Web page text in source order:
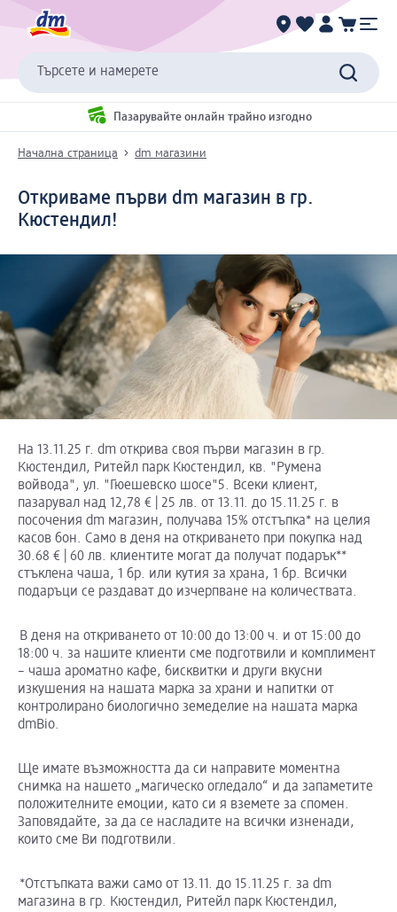
Търсете и намерете
Пазарувайте онлайн трайно изгодно
Начална страница dm магазини
Откриваме първи dm магазин в гр.
Кюстендил!
На 13.11.25 г. dm открива своя първи магазин в гр.
Кюстендил, Ритейл парк Кюстендил, кв. "Румена
войвода", ул. "Гюешевско шосе"5. Всеки клиент,
пазарувал над 12,78 € | 25 лв. от 13.11. до 15.11.25 г. в
посочения dm магазин, получава 15% отстъпка* на целия
касов бон. Само в деня на откриването при покупка над
30.68 € | 60 лв. клиентите могат да получат подарък**
стъклена чаша, 1 бр. или кутия за храна, 1 бр. Всички
подаръци се раздават до изчерпване на количествата.
В деня на откриването от 10:00 до 13:00 ч. и от 15:00 до
18:00 ч. за нашите клиенти сме подготвили и комплимент
– чаша ароматно кафе, бисквитки и други вкусни
изкушения на нашата марка за храни и напитки от
контролирано биологично земеделие на нашата марка
dmBio.
Ще имате възможността да си направите моментна
снимка на нашето „магическо огледало“ и да запаметите
положителните емоции, като си я вземете за спомен.
Заповядайте, за да се насладите на всички изненади,
които сме Ви подготвили.
*Отстъпката важи само от 13.11. до 15.11.25 г. за dm
магазина в гр. Кюстендил, Ритейл парк Кюстендил,